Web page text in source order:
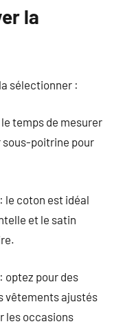
la
sélectionner :
temps de mesurer
poitrine pour
le coton est idéal
et le satin
optez pour des
vêtements ajustés
les occasions